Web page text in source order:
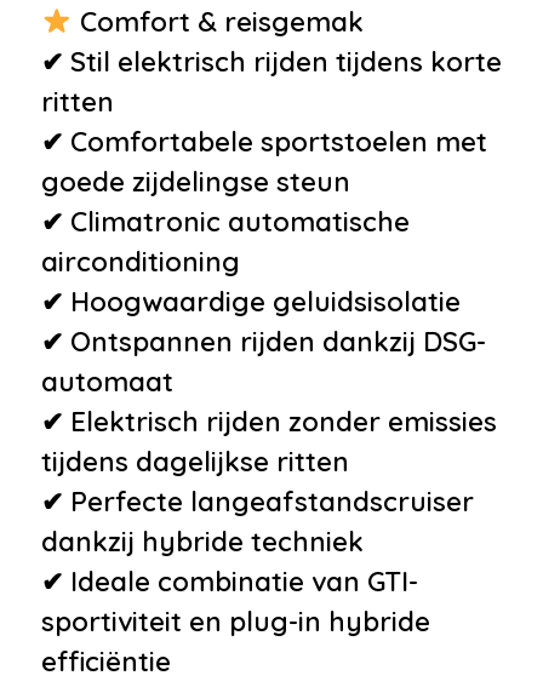
Comfort & reisgemak
✔ Stil elektrisch rijden tijdens korte
ritten
✔ Comfortabele sportstoelen met
goede zijdelingse steun
✔ Climatronic automatische
airconditioning
✔ Hoogwaardige geluidsisolatie
✔ Ontspannen rijden dankzij DSG-
automaat
✔ Elektrisch rijden zonder emissies
tijdens dagelijkse ritten
✔ Perfecte langeafstandscruiser
dankzij hybride techniek
✔ Ideale combinatie van GTI-
sportiviteit en plug-in hybride
efficiëntie